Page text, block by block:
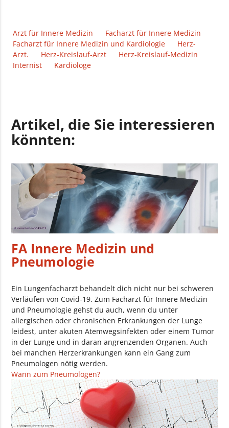
Arzt für Innere Medizin
Facharzt für Innere Medizin
Facharzt für Innere Medizin und Kardiologie
Herz-
Arzt.
Herz-Kreislauf-Arzt
Herz-Kreislauf-Medizin
Internist
Kardiologe
Artikel, die Sie interessieren
könnten:
FA Innere Medizin und
Pneumologie
Ein Lungenfacharzt behandelt dich nicht nur bei schweren
Verläufen von Covid-19. Zum Facharzt für Innere Medizin
und Pneumologie gehst du auch, wenn du unter
allergischen oder chronischen Erkrankungen der Lunge
leidest, unter akuten Atemwegsinfekten oder einem Tumor
in der Lunge und in daran angrenzenden Organen. Auch
bei manchen Herzerkrankungen kann ein Gang zum
Pneumologen nötig werden.
Wann zum Pneumologen?